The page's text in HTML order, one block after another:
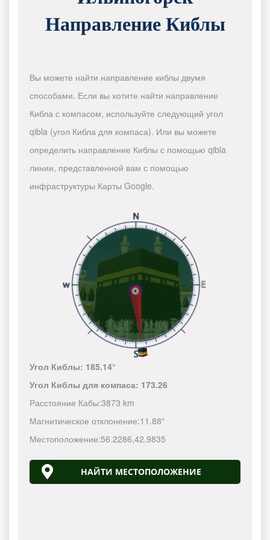
Направление Киблы
Вы можете найти направление киблы двумя
способами. Если вы хотите найти направление
Кибла с компасом, используйте следующий угол
qibla (угол Кибла для компаса). Или вы можете
определить направление Киблы с помощью qibla
линии, представленной вам с помощью
инфраструктуры Карты Google.
Угол Киблы: 185.14°
Угол Киблы для компаса: 173.26
Расстояние Кабы:3873 km
Магнитическое отклонение:11.88°
Местоположение:56.2286,42.9835
НАЙТИ МЕСТОПОЛОЖЕНИЕ